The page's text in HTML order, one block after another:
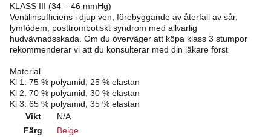
KLASS III (34 – 46 mmHg)
Ventilinsufficiens i djup ven, förebyggande av återfall av sår,
lymfödem, posttrombotiskt syndrom med allvarlig
hudvävnadsskada. Om du överväger att köpa klass 3 stumpor
rekommenderar vi att du konsulterar med din läkare först
Material
Kl 1: 75 % polyamid, 25 % elastan
Kl 2: 70 % polyamid, 30 % elastan
Kl 3: 65 % polyamid, 35 % elastan
Vikt
N/A
Färg
Beige